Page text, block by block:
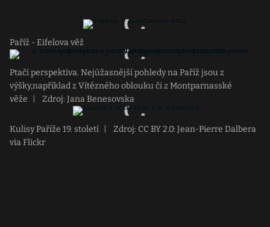
Paříž - Eifelova věž
Ptačí perspektiva. Nejúžasnější pohledy na Paříž jsou z
výšky,například z Vítězného oblouku či z Montparnasské
věže
Zdroj: Jana Benesovska
Kulisy Paříže 19. století
Zdroj: CC BY 2.0: Jean-Pierre Dalbera
via Flickr